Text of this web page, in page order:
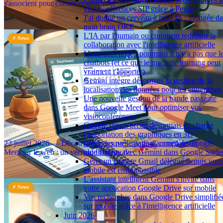
visioconférences SIP grâce à Pexip
J'ai donné un cerveau à mon IA : plongée
mon brain OKF
L'IA par l'humain ou comment redéfinir la
collaboration avec l'intelligence artificielle
IA en entreprise : pourquoi il n'y a pas que
chatbots (et ce que le machine learning peut
vraiment t'apporter)
Gemini intègre désormais la gestion de la
localisation des données pour les entreprises
Une nouvelle gestion de la bande passante
dans Google Meet pour optimiser vos
visioconférences
Google sheets prend désormais en charge
l'importation des graphiques en 3D
Créer des présentations complètes et
modifiables avec Gemini dans Google
Gérer un compte Gmail délégué depuis
mobile est enfin possible
L'assistant intelligent Gemini s'invite dans
votre application Google Drive sur mobile
Vos recherches dans Google Drive
sur mobile grâce à l'intelligence artificielle
Juin 2026
s'associent pour classer et structurer …
⏱️ 2 min
⚡ News
Une nouvelle page d'accueil centralisée pour Google Meet
sur le web
22 juillet 2026 — Découvrez la nouvelle page d'accueil de Google
Meet sur le web : un véritable tableau de …
⏱️ 2 min
⚡ News